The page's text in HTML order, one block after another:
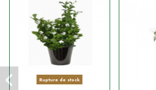
Rupture de stock